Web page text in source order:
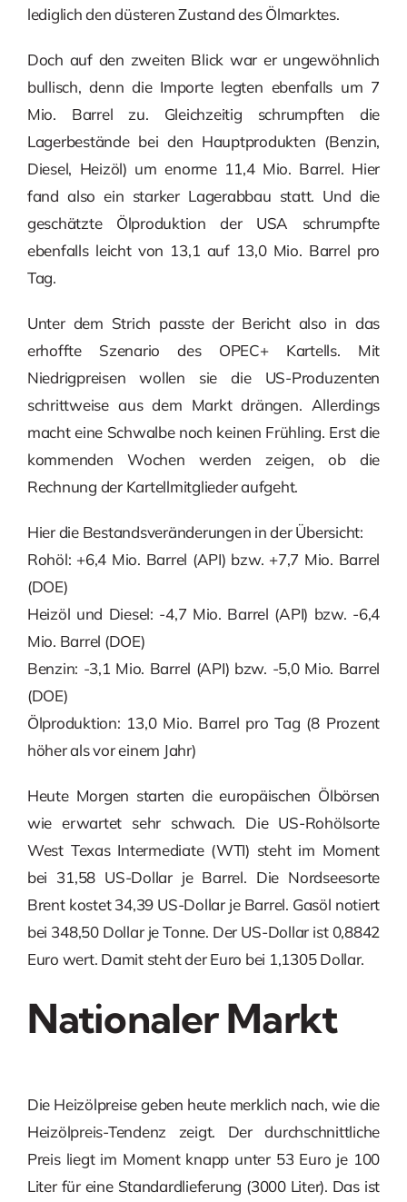
lediglich den düsteren Zustand des Ölmarktes.
Doch auf den zweiten Blick war er ungewöhnlich
bullisch, denn die Importe legten ebenfalls um 7
Mio. Barrel zu. Gleichzeitig schrumpften die
Lagerbestände bei den Hauptprodukten (Benzin,
Diesel, Heizöl) um enorme 11,4 Mio. Barrel. Hier
fand also ein starker Lagerabbau statt. Und die
geschätzte Ölproduktion der USA schrumpfte
ebenfalls leicht von 13,1 auf 13,0 Mio. Barrel pro
Tag.
Unter dem Strich passte der Bericht also in das
erhoffte Szenario des OPEC+ Kartells. Mit
Niedrigpreisen wollen sie die US-Produzenten
schrittweise aus dem Markt drängen. Allerdings
macht eine Schwalbe noch keinen Frühling. Erst die
kommenden Wochen werden zeigen, ob die
Rechnung der Kartellmitglieder aufgeht.
Hier die Bestandsveränderungen in der Übersicht:
Rohöl: +6,4 Mio. Barrel (API) bzw. +7,7 Mio. Barrel
(DOE)
Heizöl und Diesel: -4,7 Mio. Barrel (API) bzw. -6,4
Mio. Barrel (DOE)
Benzin: -3,1 Mio. Barrel (API) bzw. -5,0 Mio. Barrel
(DOE)
Ölproduktion: 13,0 Mio. Barrel pro Tag (8 Prozent
höher als vor einem Jahr)
Heute Morgen starten die europäischen Ölbörsen
wie erwartet sehr schwach. Die US-Rohölsorte
West Texas Intermediate (WTI) steht im Moment
bei 31,58 US-Dollar je Barrel. Die Nordseesorte
Brent kostet 34,39 US-Dollar je Barrel. Gasöl notiert
bei 348,50 Dollar je Tonne. Der US-Dollar ist 0,8842
Euro wert. Damit steht der Euro bei 1,1305 Dollar.
Nationaler Markt
Die Heizölpreise geben heute merklich nach, wie die
Heizölpreis-Tendenz zeigt. Der durchschnittliche
Preis liegt im Moment knapp unter 53 Euro je 100
Liter für eine Standardlieferung (3000 Liter). Das ist